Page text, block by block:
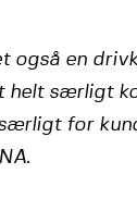
også en
helt særligt
for